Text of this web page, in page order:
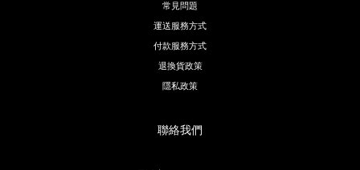
常見問題
運送服務方式
付款服務方式
退換貨政策
隱私政策
聯絡我們